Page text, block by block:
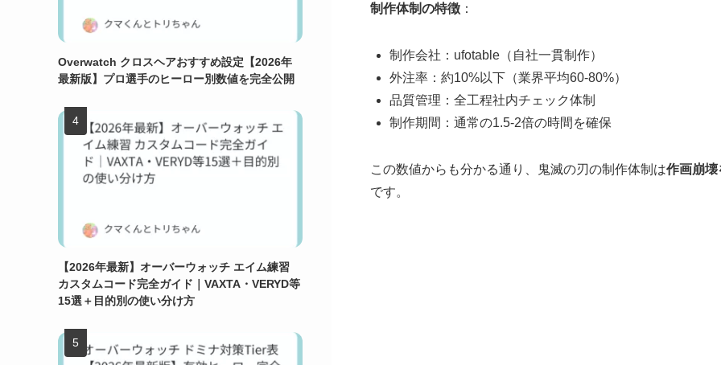
制作体制の特徴 ：
制作会社：ufotable（自社一貫制作）
外注率：約10%以下（業界平均60-80%）
品質管理：全工程社内チェック体制
制作期間：通常の1.5-2倍の時間を確保
この数値からも分かる通り、鬼滅の刃の制作体制は作画崩壊
です。
Overwatch クロスヘアおすすめ設定【2026年
最新版】プロ選手のヒーロー別数値を完全公開
【2026年最新】オーバーウォッチ エイム練習
カスタムコード完全ガイド｜VAXTA・VERYD等
15選＋目的別の使い分け方